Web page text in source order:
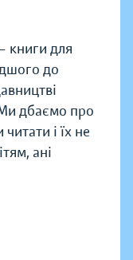
книги для
до
дбаємо про
і їх не
ані